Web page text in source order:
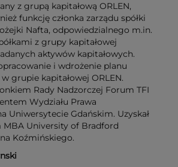
z grupą kapitałową ORLEN,
funkcję członka zarządu spółki
Nafta, odpowiedzialnego m.in.
z grupy kapitałowej
aktywów kapitałowych.
i wdrożenie planu
grupie kapitałowej ORLEN.
Rady Nadzorczej Forum TFI
Wydziału Prawa
Uniwersytecie Gdańskim. Uzyskał
University of Bradford
Koźmińskiego.